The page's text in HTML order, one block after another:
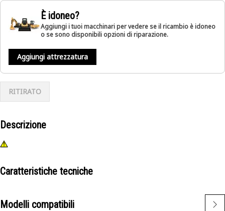
È idoneo?
Aggiungi i tuoi macchinari per vedere se il ricambio è idoneo
o se sono disponibili opzioni di riparazione.
Aggiungi attrezzatura
RITIRATO
Descrizione
Caratteristiche tecniche
Modelli compatibili